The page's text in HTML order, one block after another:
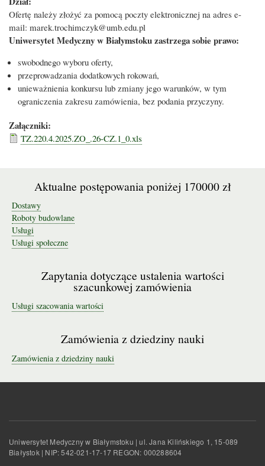
Ofertę należy złożyć za pomocą poczty elektronicznej na adres e-
mail: marek.trochimczyk@umb.edu.pl
Uniwersytet Medyczny w Białymstoku zastrzega sobie prawo:
swobodnego wyboru oferty,
przeprowadzania dodatkowych rokowań,
unieważnienia konkursu lub zmiany jego warunków, w tym
ograniczenia zakresu zamówienia, bez podania przyczyny.
Załączniki:
TZ.220.4.2025.ZO_.26-CZ.1_0.xls
Aktualne postępowania poniżej 170000 zł
Dostawy
Roboty budowlane
Usługi
Usługi społeczne
Zapytania dotyczące ustalenia wartości
szacunkowej zamówienia
Usługi szacowania wartości
Zamówienia z dziedziny nauki
Zamówienia z dziedziny nauki
Uniwersytet Medyczny w Białymstoku | ul. Jana Kilińskiego 1, 15-089
Białystok | NIP: 542-021-17-17 REGON: 000288604